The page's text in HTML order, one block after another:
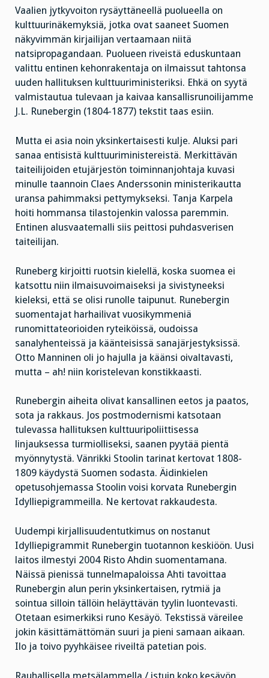
Vaalien jytkyvoiton rysäyttäneellä puolueella on
kulttuurinäkemyksiä, jotka ovat saaneet Suomen
näkyvimmän kirjailijan vertaamaan niitä
natsipropagandaan. Puolueen riveistä eduskuntaan
valittu entinen kehonrakentaja on ilmaissut tahtonsa
uuden hallituksen kulttuuriministeriksi. Ehkä on syytä
valmistautua tulevaan ja kaivaa kansallisrunoilijamme
J.L. Runebergin (1804-1877) tekstit taas esiin.
Mutta ei asia noin yksinkertaisesti kulje. Aluksi pari
sanaa entisistä kulttuuriministereistä. Merkittävän
taiteilijoiden etujärjestön toiminnanjohtaja kuvasi
minulle taannoin Claes Anderssonin ministerikautta
uransa pahimmaksi pettymykseksi. Tanja Karpela
hoiti hommansa tilastojenkin valossa paremmin.
Entinen alusvaatemalli siis peittosi puhdasverisen
taiteilijan.
Runeberg kirjoitti ruotsin kielellä, koska suomea ei
katsottu niin ilmaisuvoimaiseksi ja sivistyneeksi
kieleksi, että se olisi runolle taipunut. Runebergin
suomentajat harhailivat vuosikymmeniä
runomittateorioiden ryteiköissä, oudoissa
sanalyhenteissä ja käänteisissä sanajärjestyksissä.
Otto Manninen oli jo hajulla ja käänsi oivaltavasti,
mutta – ah! niin koristelevan konstikkaasti.
Runebergin aiheita olivat kansallinen eetos ja paatos,
sota ja rakkaus. Jos postmodernismi katsotaan
tulevassa hallituksen kulttuuripoliittisessa
linjauksessa turmiolliseksi, saanen pyytää pientä
myönnytystä. Vänrikki Stoolin tarinat kertovat 1808-
1809 käydystä Suomen sodasta. Äidinkielen
opetusohjemassa Stoolin voisi korvata Runebergin
Idylliepigrammeilla. Ne kertovat rakkaudesta.
Uudempi kirjallisuudentutkimus on nostanut
Idylliepigrammit Runebergin tuotannon keskiöön. Uusi
laitos ilmestyi 2004 Risto Ahdin suomentamana.
Näissä pienissä tunnelmapaloissa Ahti tavoittaa
Runebergin alun perin yksinkertaisen, rytmiä ja
sointua silloin tällöin heläyttävän tyylin luontevasti.
Otetaan esimerkiksi runo Kesäyö. Tekstissä väreilee
jokin käsittämättömän suuri ja pieni samaan aikaan.
Ilo ja toivo pyyhkäisee riveiltä patetian pois.